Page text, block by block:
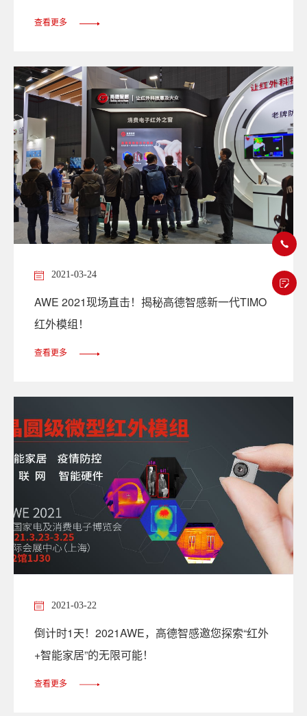
查看更多
2021-03-24
AWE 2021现场直击！揭秘高德智感新一代TIMO
红外模组！
查看更多
2021-03-22
倒计时1天！2021AWE，高德智感邀您探索“红外
+智能家居”的无限可能！
查看更多